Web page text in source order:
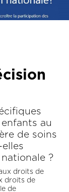
au
de soins
?
droits de
droits de
de